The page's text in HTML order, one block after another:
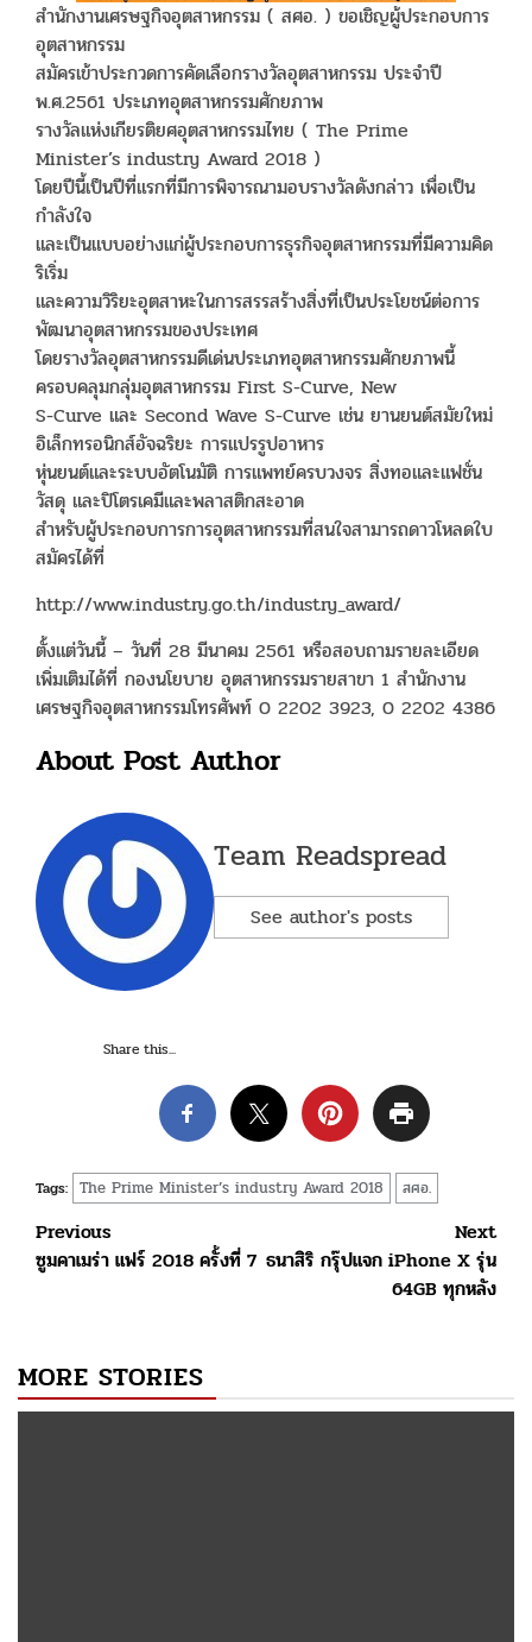
สำนักงานเศรษฐกิจอุตสาหกรรม ( สศอ. ) ขอเชิญผู้ประกอบการ
อุตสาหกรรม
สมัครเข้าประกวดการคัดเลือกรางวัลอุตสาหกรรม ประจำปี
พ.ศ.2561 ประเภทอุตสาหกรรมศักยภาพ
รางวัลแห่งเกียรติยศอุตสาหกรรมไทย ( The Prime
Minister’s industry Award 2018 )
โดยปีนี้เป็นปีที่แรกที่มีการพิจารณามอบรางวัลดังกล่าว เพื่อเป็น
กำลังใจ
และเป็นแบบอย่างแก่ผู้ประกอบการธุรกิจอุตสาหกรรมที่มีความคิด
ริเริ่ม
และความวิริยะอุตสาหะในการสรรสร้างสิ่งที่เป็นประโยชน์ต่อการ
พัฒนาอุตสาหกรรมของประเทศ
โดยรางวัลอุตสาหกรรมดีเด่นประเภทอุตสาหกรรมศักยภาพนี้
ครอบคลุมกลุ่มอุตสาหกรรม First S-Curve, New
S-Curve และ Second Wave S-Curve เช่น ยานยนต์สมัยใหม่
อิเล็กทรอนิกส์อัจฉริยะ การแปรรูปอาหาร
หุ่นยนต์และระบบอัตโนมัติ การแพทย์ครบวงจร สิ่งทอและแฟชั่น
วัสดุ และปิโตรเคมีและพลาสติกสะอาด
สำหรับผู้ประกอบการการอุตสาหกรรมที่สนใจสามารถดาวโหลดใบ
สมัครได้ที่
http://www.industry.go.th/industry_award/
ตั้งแต่วันนี้ – วันที่ 28 มีนาคม 2561 หรือสอบถามรายละเอียด
เพิ่มเติมได้ที่ กองนโยบาย อุตสาหกรรมรายสาขา 1 สำนักงาน
เศรษฐกิจอุตสาหกรรมโทรศัพท์ 0 2202 3923, 0 2202 4386
About Post Author
Team Readspread
See author's posts
Share this...
Tags: The Prime Minister’s industry Award 2018 สศอ.
Post
navigation
Previous
ซูมคาเมร่า แฟร์ 2018 ครั้งที่ 7
Next
ธนาสิริ กรุ๊ปแจก iPhone X รุ่น
64GB ทุกหลัง
MORE STORIES